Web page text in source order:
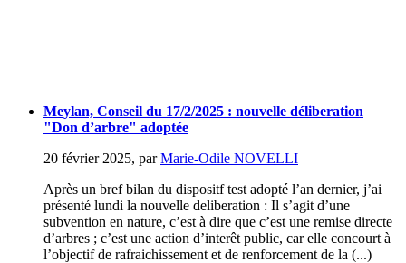
Meylan, Conseil du 17/2/2025 : nouvelle déliberation
"Don d’arbre" adoptée
20 février 2025, parMarie-Odile NOVELLI
Après un bref bilan du dispositf test adopté l’an dernier, j’ai
présenté lundi la nouvelle deliberation : Il s’agit d’une
subvention en nature, c’est à dire que c’est une remise directe
d’arbres ; c’est une action d’interêt public, car elle concourt à
l’objectif de rafraichissement et de renforcement de la (...)